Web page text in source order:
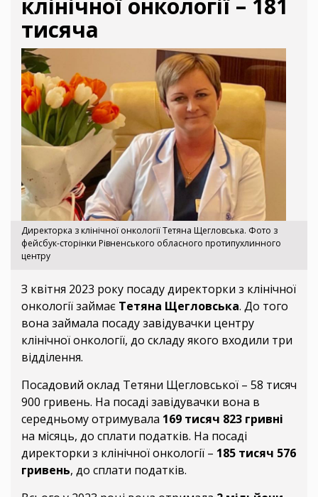
клінічної онкології – 181
тисяча
Директорка з клінічної онкології Тетяна Щегловська. Фото з
фейсбук-сторінки Рівненського обласного протипухлинного
центру
З квітня 2023 року посаду директорки з клінічної
онкології займає Тетяна Щегловська. До того
вона займала посаду завідувачки центру
клінічної онкології, до складу якого входили три
відділення.
Посадовий оклад Тетяни Щегловської – 58 тисяч
900 гривень. На посаді завідувачки вона в
середньому отримувала 169 тисяч 823 гривні
на місяць, до сплати податків. На посаді
директорки з клінічної онкології – 185 тисяч 576
гривень, до сплати податків.